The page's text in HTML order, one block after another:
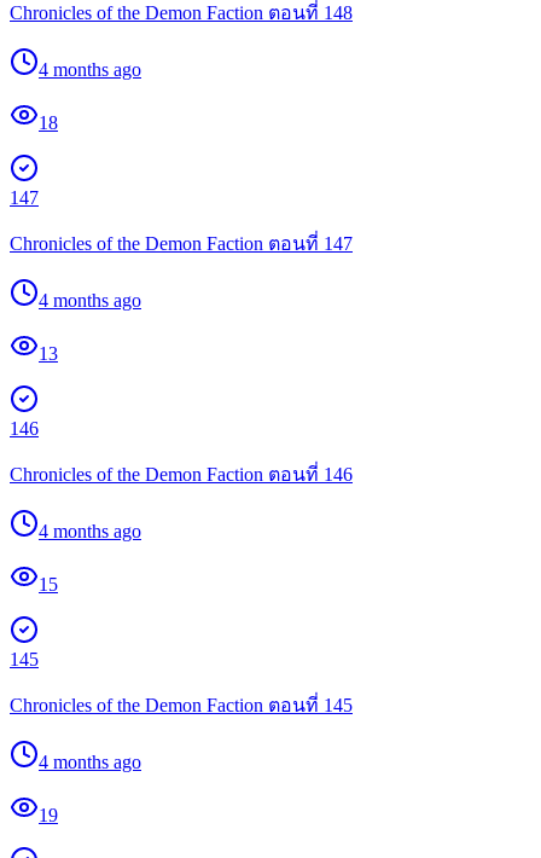
Chronicles of the Demon Faction ตอนที่ 148
4 months ago
18
147
Chronicles of the Demon Faction ตอนที่ 147
4 months ago
13
146
Chronicles of the Demon Faction ตอนที่ 146
4 months ago
15
145
Chronicles of the Demon Faction ตอนที่ 145
4 months ago
19